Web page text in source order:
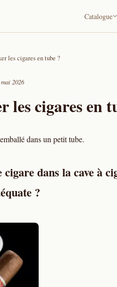
Catalogue
les cigares en tube ?
2026
les cigares en
dans un petit tube.
dans la cave à
?